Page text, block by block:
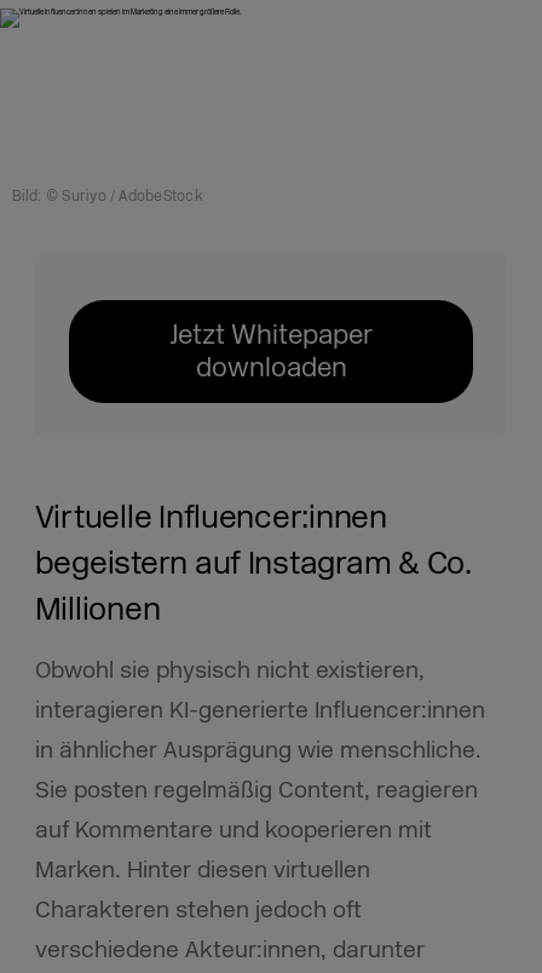
Bild: © Suriyo / AdobeStock
Jetzt Whitepaper
downloaden
Virtuelle Influencer:innen
begeistern auf Instagram & Co.
Millionen
Obwohl sie physisch nicht existieren,
interagieren KI-generierte Influencer:innen
in ähnlicher Ausprägung wie menschliche.
Sie posten regelmäßig Content, reagieren
auf Kommentare und kooperieren mit
Marken. Hinter diesen virtuellen
Charakteren stehen jedoch oft
verschiedene Akteur:innen, darunter